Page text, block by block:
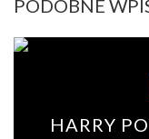
PODOBNE
HARRY